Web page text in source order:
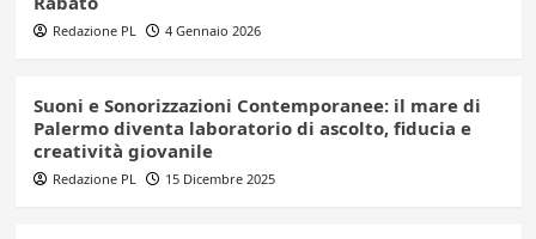
Redazione PL 4 Gennaio 2026
Suoni e Sonorizzazioni Contemporanee: il mare di
Palermo diventa laboratorio di ascolto, fiducia e
creatività giovanile
Redazione PL 15 Dicembre 2025